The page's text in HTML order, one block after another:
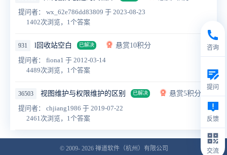
提问者： wx_62e786dd83809 于 2023-08-23
1402次浏览，1个答案
931 l回收站空白 已解决
悬赏10积分
提问者： fiona1 于 2012-03-14
4489次浏览，1个答案
36503 视图维护与权限维护的区别 已解决
悬赏5积分
提问者： chjiang1986 于 2019-07-22
2461次浏览，1个答案
© 2009- 2026 禅道软件（杭州）有限公司
咨询
提问
反馈
交流